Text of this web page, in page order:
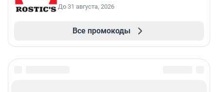
До 31 августа, 2026
Все промокоды